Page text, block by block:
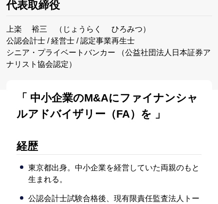
代表取締役
上楽 裕三 （じょうらく ひろみつ）
公認会計士 / 経営士 / 認定事業再生士
シニア・プライベートバンカー （公益社団法人日本証券ア
ナリスト協会認定）
「 中小企業のM&Aにファイナンシャ
ルアドバイザリー（FA）を 」
経歴
東京都出身。中小企業を経営していた両親のもと
生まれる。
公認会計士試験合格後、現有限責任監査法人トー